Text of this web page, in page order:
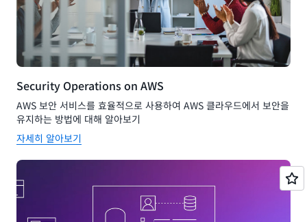
Security Operations on AWS
AWS 보안 서비스를 효율적으로 사용하여 AWS 클라우드에서 보안을
유지하는 방법에 대해 알아보기
자세히 알아보기